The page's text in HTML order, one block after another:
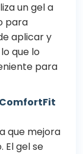
un gel a
para
aplicar y
que lo
para
que mejora
El gel se